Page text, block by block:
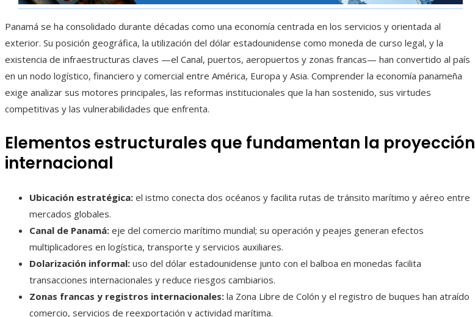
Panamá se ha consolidado durante décadas como una economía centrada en los servicios y orientada al
exterior. Su posición geográfica, la utilización del dólar estadounidense como moneda de curso legal, y la
existencia de infraestructuras claves —el Canal, puertos, aeropuertos y zonas francas— han convertido al país
en un nodo logístico, financiero y comercial entre América, Europa y Asia. Comprender la economía panameña
exige analizar sus motores principales, las reformas institucionales que la han sostenido, sus virtudes
competitivas y las vulnerabilidades que enfrenta.
Elementos estructurales que fundamentan la proyección
internacional
Ubicación estratégica: el istmo conecta dos océanos y facilita rutas de tránsito marítimo y aéreo entre
mercados globales.
Canal de Panamá: eje del comercio marítimo mundial; su operación y peajes generan efectos
multiplicadores en logística, transporte y servicios auxiliares.
Dolarización informal: uso del dólar estadounidense junto con el balboa en monedas facilita
transacciones internacionales y reduce riesgos cambiarios.
Zonas francas y registros internacionales: la Zona Libre de Colón y el registro de buques han atraído
comercio, servicios de reexportación y actividad marítima.